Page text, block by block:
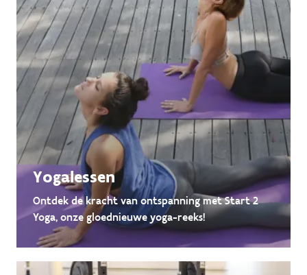
Yogalessen
Ontdek de kracht van ontspanning met Start 2
Yoga, onze gloednieuwe yoga-reeks!